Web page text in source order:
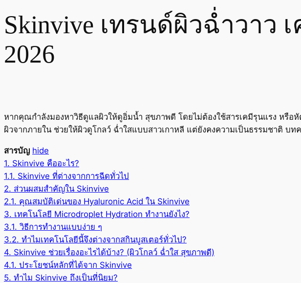
Skinvive เทรนด์ผิวฉ่ำวาว
2026
หากคุณกำลังมองหาวิธีดูแลผิวให้ดูอิ่มน้ำ สุขภาพดี โดยไม่ต้องใช้สารเคมีรุนแรง หรือ
ผิวจากภายใน ช่วยให้ผิวดูโกลว์ ฉ่ำใสแบบสาวเกาหลี แต่ยังคงความเป็นธรรมชาติ
สารบัญ hide
1. Skinvive คืออะไร?
1.1. Skinvive ที่ต่างจากการฉีดทั่วไป
2. ส่วนผสมสำคัญใน Skinvive
2.1. คุณสมบัติเด่นของ Hyaluronic Acid ใน Skinvive
3. เทคโนโลยี Microdroplet Hydration ทำงานยังไง?
3.1. วิธีการทำงานแบบง่าย ๆ
3.2. ทำไมเทคโนโลยีนี้จึงต่างจากสกินบูสเตอร์ทั่วไป?
4. Skinvive ช่วยเรื่องอะไรได้บ้าง? (ผิวโกลว์ ฉ่ำใส สุขภาพดี)
4.1. ประโยชน์หลักที่ได้จาก Skinvive
5. ทำไม Skinvive ถึงเป็นที่นิยม?